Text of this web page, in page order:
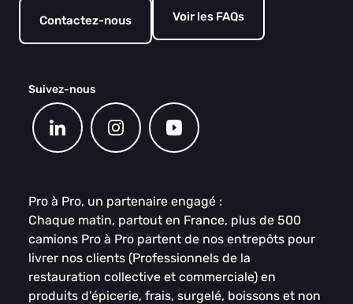
Contactez-nous Voir les FAQs
Suivez-nous
Pro à Pro, un partenaire engagé :
Chaque matin, partout en France, plus de 500
camions Pro à Pro partent de nos entrepôts pour
livrer nos clients (Professionnels de la
restauration collective et commerciale) en
produits d’épicerie, frais, surgelé, boissons et non